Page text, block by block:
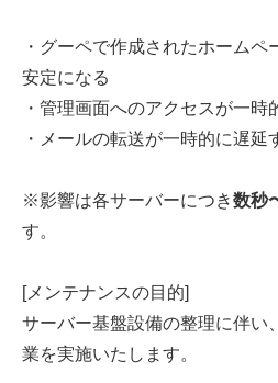
・グーペで作成されたホーム
安定になる
・管理画面へのアクセスが一時
・メールの転送が一時的に遅延
※影響は各サーバーにつき数秒
す。
[メンテナンスの目的]
サーバー基盤設備の整理に伴い
業を実施いたします。